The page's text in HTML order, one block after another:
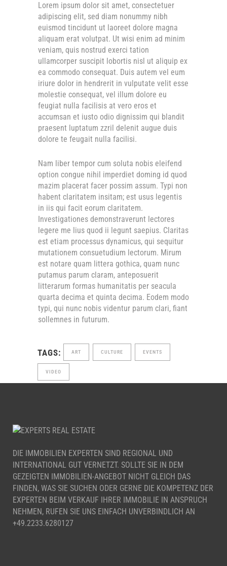
Lorem ipsum dolor sit amet, consectetuer
adipiscing elit, sed diam nonummy nibh
euismod tincidunt ut laoreet dolore magna
aliquam erat volutpat. Ut wisi enim ad minim
veniam, quis nostrud exerci tation
ullamcorper suscipit lobortis nisl ut aliquip ex
ea commodo consequat. Duis autem vel eum
iriure dolor in hendrerit in vulputate velit esse
molestie consequat, vel illum dolore eu
feugiat nulla facilisis at vero eros et
accumsan et iusto odio dignissim qui blandit
praesent luptatum zzril delenit augue duis
dolore te feugait nulla facilisi.
Nam liber tempor cum soluta nobis eleifend
option congue nihil imperdiet doming id quod
mazim placerat facer possim assum. Typi non
habent claritatem insitam; est usus legentis
in iis qui facit eorum claritatem.
Investigationes demonstraverunt lectores
legere me lius quod ii legunt saepius. Claritas
est etiam processus dynamicus, qui sequitur
mutationem consuetudium lectorum. Mirum
est notare quam littera gothica, quam nunc
putamus parum claram, anteposuerit
litterarum formas humanitatis per seacula
quarta decima et quinta decima. Eodem modo
typi, qui nunc nobis videntur parum clari, fiant
sollemnes in futurum.
TAGS: ART CULTURE EVENTS
VIDEO
DIE IMMOBILIEN EXPERTEN SIND REGIONAL UND
INTERNATIONAL GUT VERNETZT. SOLLTE SIE IN DEM
GEZEIGTEN IMMOBILIEN-ANGEBOT NICHT GLEICH DAS
FINDEN, WAS SIE SUCHEN ODER GERNE DIE KOMPETENZ DER
EXPERTEN BEIM VERKAUF IHRER IMMOBILIE IN ANSPRUCH
NEHMEN, RUFEN SIE UNS EINFACH UNVERBINDLICH AN
+49.2233.6280127